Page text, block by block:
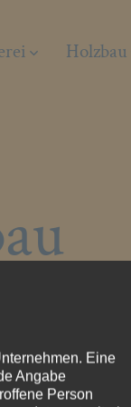
Holzbau
Eine
Angabe
Person